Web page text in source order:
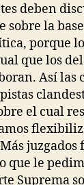
deben
sobre la
porque
que los
Así las
el cual
juzgados
que le
Suprema